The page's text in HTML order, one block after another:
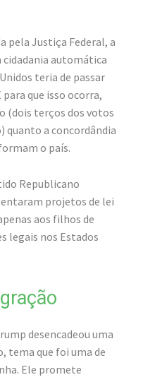
pela Justiça Federal, a
cidadania automática
teria de passar
para que isso ocorra,
(dois terços dos votos
quanto a concordândia
o país.
Republicano
projetos de lei
aos filhos de
legais nos Estados
desencadeou uma
tema que foi uma de
Ele promete